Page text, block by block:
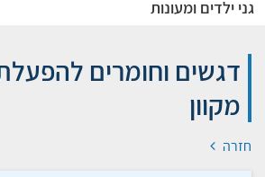
גני ילדים ומעונות
דגשים וחומרים
מקוון
חזרה